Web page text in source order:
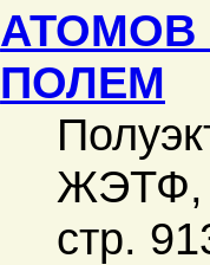
ПОЛЕМ
ЖЭТФ,
стр.